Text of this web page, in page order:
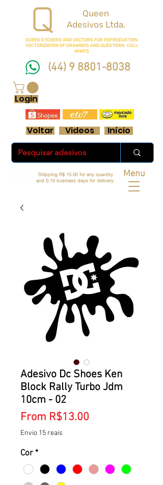
QUEEN STICKERSAND VECTORS FOR REPRODUCTION.
VECTORIZATION OF DRAWINGS AND QUESTIONS, CALL
WHATS
(44) 9 8801-8038
Início
Menu
Shipping R$ 15.00 for any quantity
and 5-10 business days for delivery.
Login
Voltar Videos
Queen
Adesivos Ltda.
Adesivo Dc Shoes Ken
Block Rally Turbo Jdm
10cm - 02
From R$13.00
Envio 15 reais
Cor *